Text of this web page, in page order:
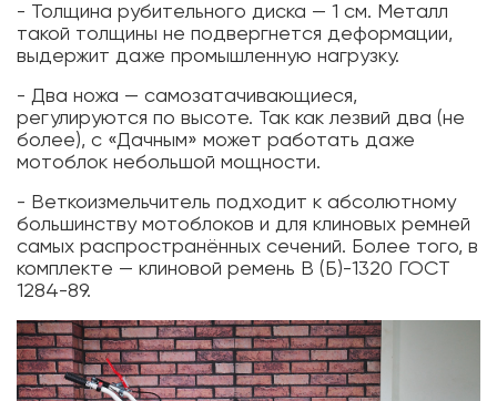
- Толщина рубительного диска — 1 см. Металл
такой толщины не подвергнется деформации,
выдержит даже промышленную нагрузку.
- Два ножа — самозатачивающиеся,
регулируются по высоте. Так как лезвий два (не
более), с «Дачным» может работать даже
мотоблок небольшой мощности.
- Веткоизмельчитель подходит к абсолютному
большинству мотоблоков и для клиновых ремней
самых распространённых сечений. Более того, в
комплекте — клиновой ремень В (Б)-1320 ГОСТ
1284-89.